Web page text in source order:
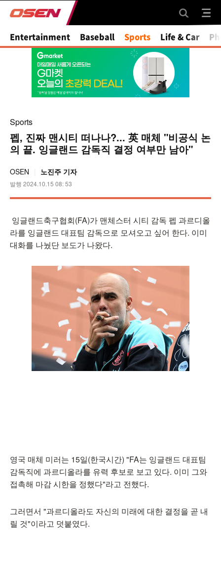
Mute
Entertainment Baseball Sports Life & Car
Sports
펩, 진짜 맨시티 떠나나?... 英 매체 "비공식 논
의 끝. 잉글랜드 감독직 결정 여부만 남아"
OSEN 노진주 기자
발행 2024.10.15 08: 53
잉글랜드축구협회(FA)가 맨체스터 시티 감독 펩 과르디올
라를 잉글랜드 대표팀 감독으로 모셔오고 싶어 한다. 이미
대화를 나눴단 보도가 나왔다.
영국 매체 미러는 15일(한국시간) "FA는 잉글랜드 대표팀
감독직에 과르디올라를 유력 후보로 보고 있다. 이미 그와
접촉해 마감 시한을 정했다"라고 전했다.
그러면서 "과르디올라도 자신의 미래에 대한 결정을 곧 내
릴 것"이라고 덧붙였다.